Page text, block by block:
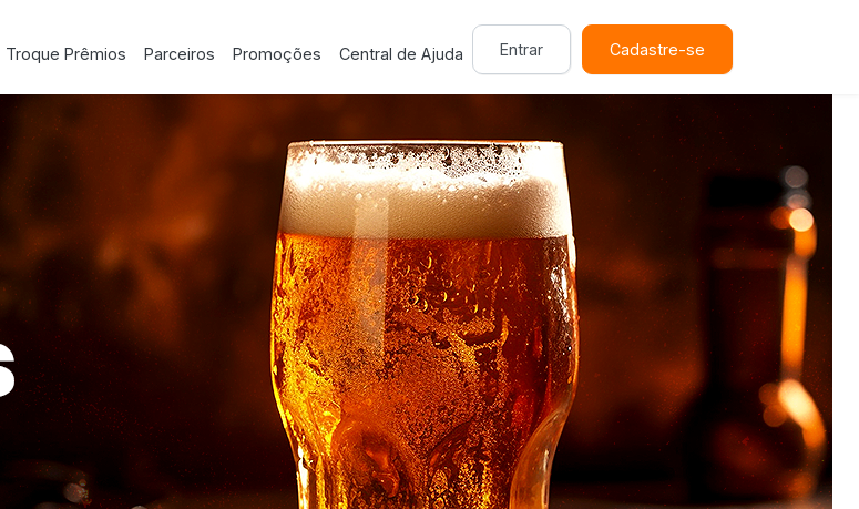
Troque Prêmios Parceiros Promoções Central de Ajuda Entrar Cadastre-se